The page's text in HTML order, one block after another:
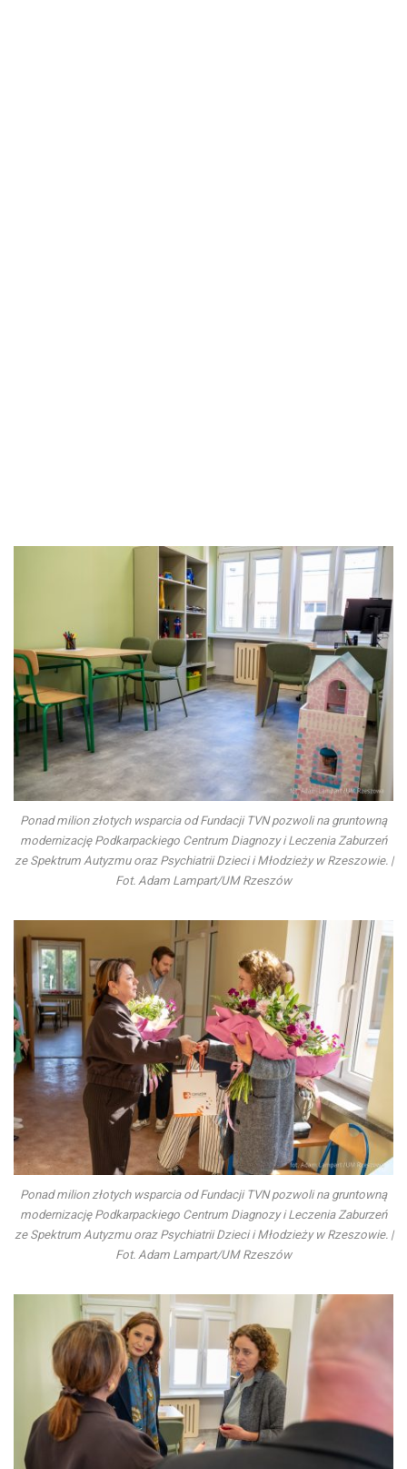
Ponad milion złotych wsparcia od Fundacji TVN pozwoli na gruntowną
modernizację Podkarpackiego Centrum Diagnozy i Leczenia Zaburzeń
ze Spektrum Autyzmu oraz Psychiatrii Dzieci i Młodzieży w Rzeszowie. |
Fot. Adam Lampart/UM Rzeszów
Ponad milion złotych wsparcia od Fundacji TVN pozwoli na gruntowną
modernizację Podkarpackiego Centrum Diagnozy i Leczenia Zaburzeń
ze Spektrum Autyzmu oraz Psychiatrii Dzieci i Młodzieży w Rzeszowie. |
Fot. Adam Lampart/UM Rzeszów